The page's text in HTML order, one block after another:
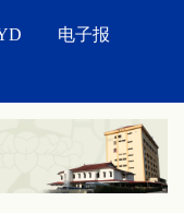
电子报